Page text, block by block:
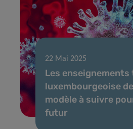
22 Mai 2025
Les
luxembourgeoise
modèle à suivre
futur